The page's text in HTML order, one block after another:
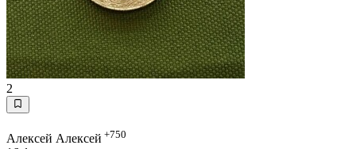
2
Алексей Алексей +750